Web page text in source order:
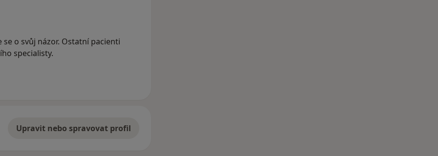
se o svůj názor. Ostatní pacienti
specialisty.
Upravit nebo spravovat profil